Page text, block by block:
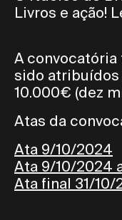
Livros e ação!
A
sido atribuídos
10.000€ (dez
Atas da
Ata 9/10/2024
Ata 9/10/2024
Ata final 31/10/